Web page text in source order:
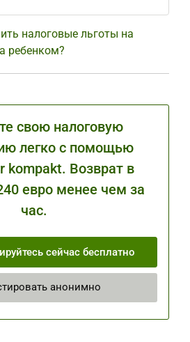
налоговые льготы на
ребенком?
свою налоговую
легко с помощью
kompakt. Возврат в
евро менее чем за
час.
сейчас бесплатно
анонимно